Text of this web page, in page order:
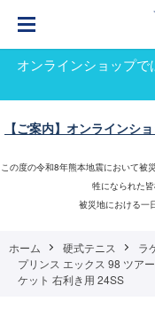
オンラインショップ
【ご案内】オンラインシ
この度の令和8年熊本地震において被
牲になられた
被災地における一
ホーム 硬式テニス ラ
プリンス エックス 98 ツア
ケット 右利き用 24SS